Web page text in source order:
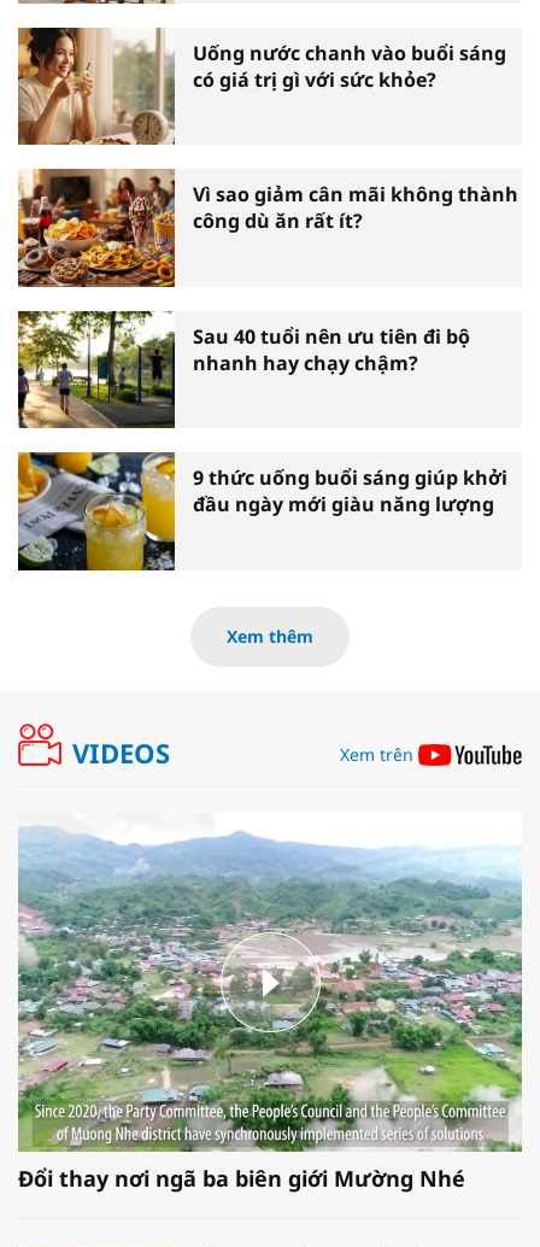
Uống nước chanh vào buổi sáng
có giá trị gì với sức khỏe?
Vì sao giảm cân mãi không thành
công dù ăn rất ít?
Sau 40 tuổi nên ưu tiên đi bộ
nhanh hay chạy chậm?
9 thức uống buổi sáng giúp khởi
đầu ngày mới giàu năng lượng
Xem thêm
VIDEOS Xem trên
Đổi thay nơi ngã ba biên giới Mường Nhé